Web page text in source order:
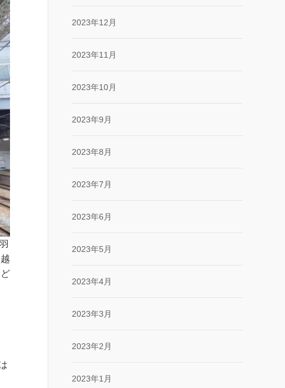
2023年12月
2023年11月
2023年10月
2023年9月
2023年8月
2023年7月
2023年6月
2023年5月
2023年4月
2023年3月
2023年2月
2023年1月